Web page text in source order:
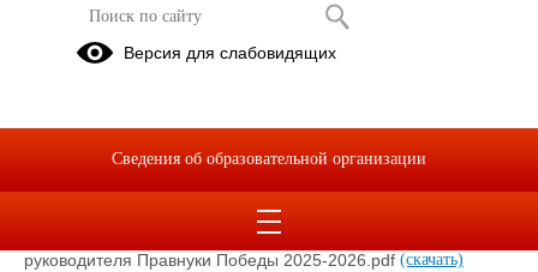
ЦКЮД "Правнуки Победы"
(скачать)(посмотреть)
О назначении ответственного за кадетское направление и
руководителя Правнуки Победы 2025-2026.pdf (скачать)
Версия для слабовидящих
Сведения об образовательной организации